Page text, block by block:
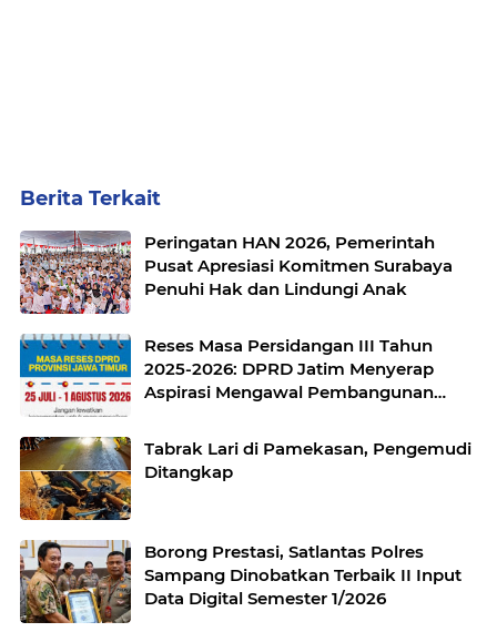
Berita Terkait
Peringatan HAN 2026, Pemerintah
Pusat Apresiasi Komitmen Surabaya
Penuhi Hak dan Lindungi Anak
Reses Masa Persidangan III Tahun
2025-2026: DPRD Jatim Menyerap
Aspirasi Mengawal Pembangunan
Tabrak Lari di Pamekasan, Pengemudi
Ditangkap
Borong Prestasi, Satlantas Polres
Sampang Dinobatkan Terbaik II Input
Data Digital Semester 1/2026